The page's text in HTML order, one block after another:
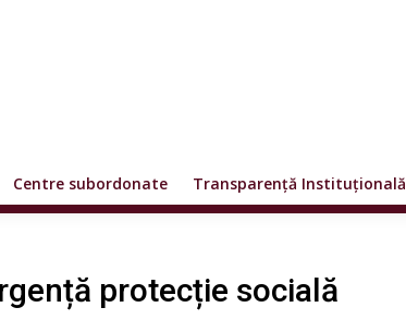
Centre subordonate Transparență Instituțională
protecție socială